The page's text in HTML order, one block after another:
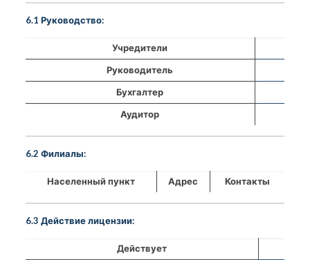
6.1 Руководство:
Учредители
Руководитель
Бухгалтер
Аудитор
6.2 Филиалы:
Населенный пункт Адрес Контакты
6.3 Действие лицензии:
Действует